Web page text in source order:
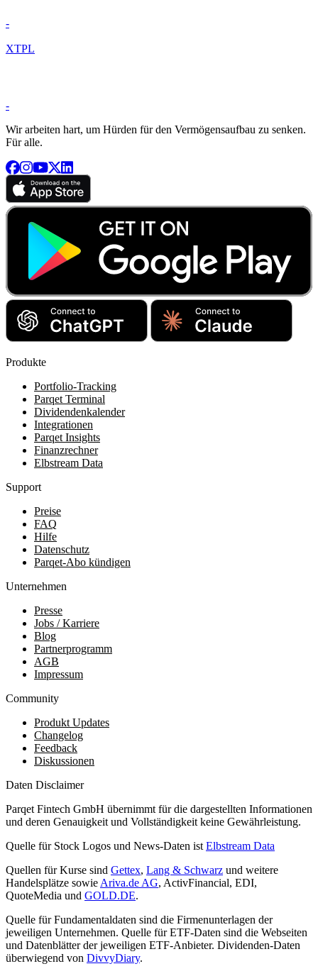
-
XTPL
-
Wir arbeiten hart, um Hürden für den Vermögensaufbau zu senken.
Für alle.
Produkte
Portfolio-Tracking
Parqet Terminal
Dividendenkalender
Integrationen
Parqet Insights
Finanzrechner
Elbstream Data
Support
Preise
FAQ
Hilfe
Datenschutz
Parqet-Abo kündigen
Unternehmen
Presse
Jobs / Karriere
Blog
Partnerprogramm
AGB
Impressum
Community
Produkt Updates
Changelog
Feedback
Diskussionen
Daten Disclaimer
Parqet Fintech GmbH übernimmt für die dargestellten Informationen
und deren Genauigkeit und Vollständigkeit keine Gewährleistung.
Quelle für Stock Logos und News-Daten ist Elbstream Data
Quellen für Kurse sind Gettex, Lang & Schwarz und weitere
Handelsplätze sowie Ariva.de AG, ActivFinancial, EDI,
QuoteMedia und GOLD.DE.
Quelle für Fundamentaldaten sind die Firmenunterlagen der
jeweiligen Unternehmen. Quelle für ETF-Daten sind die Webseiten
und Datenblätter der jeweiligen ETF-Anbieter. Dividenden-Daten
überwiegend von DivvyDiary.